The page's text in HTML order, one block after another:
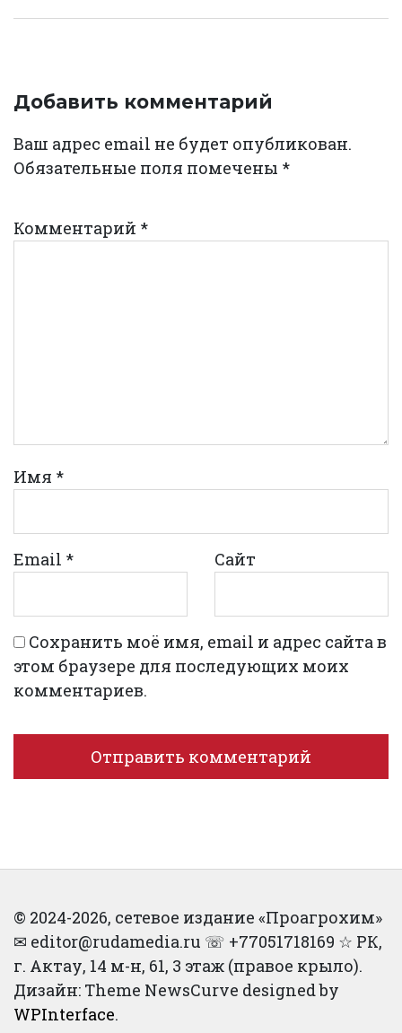
Добавить комментарий
Ваш адрес email не будет опубликован.
Обязательные поля помечены *
Комментарий *
Имя *
Email * Сайт
Сохранить моё имя, email и адрес сайта в
этом браузере для последующих моих
комментариев.
© 2024-2026, сетевое издание «Проагрохим»
✉︎ editor@rudamedia.ru ☏ +77051718169 ☆ РК,
г. Актау, 14 м-н, 61, 3 этаж (правое крыло).
Дизайн: Theme NewsCurve designed by
WPInterface.